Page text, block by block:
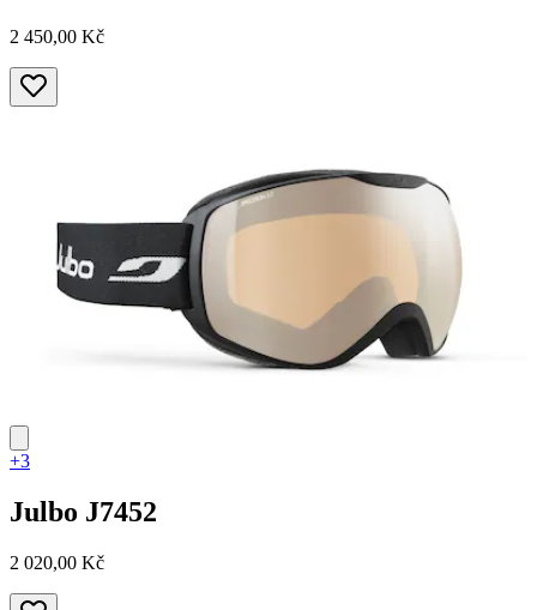
2 450,00 Kč
+3
Julbo J7452
2 020,00 Kč